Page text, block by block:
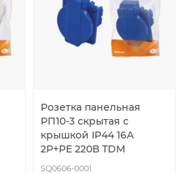
Розетка панельная
РП10-3 скрытая с
крышкой IP44 16А
2Р+РЕ 220В TDM
SQ0606-0001